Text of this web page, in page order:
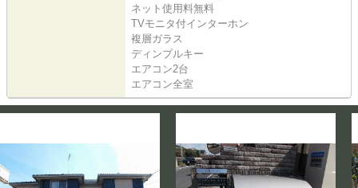
ネット使用料無料
TVモニタ付インターホン
複層ガラス
ディンプルキー
エアコン2台
エアコン全室